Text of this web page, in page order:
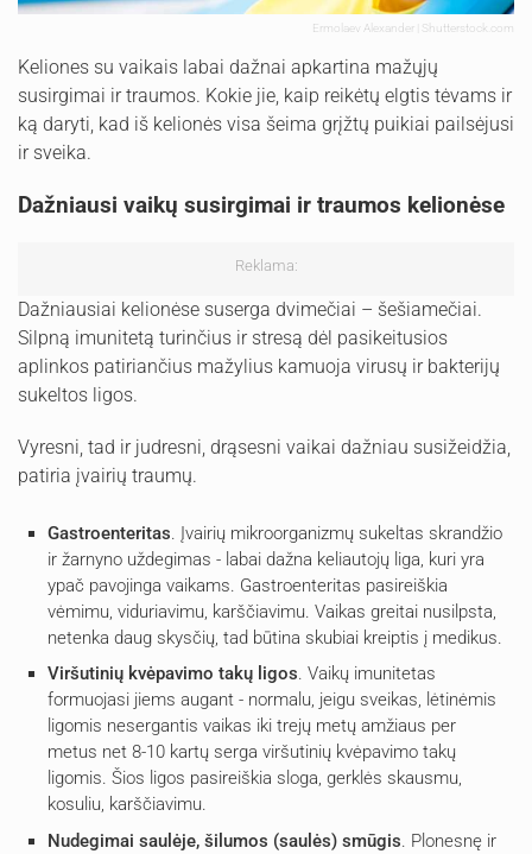
Ermolaev Alexander | Shutterstock.com
Keliones su vaikais labai dažnai apkartina mažųjų
susirgimai ir traumos. Kokie jie, kaip reikėtų elgtis tėvams ir
ką daryti, kad iš kelionės visa šeima grįžtų puikiai pailsėjusi
ir sveika.
Dažniausi vaikų susirgimai ir traumos kelionėse
Reklama:
Dažniausiai kelionėse suserga dvimečiai – šešiamečiai.
Silpną imunitetą turinčius ir stresą dėl pasikeitusios
aplinkos patiriančius mažylius kamuoja virusų ir bakterijų
sukeltos ligos.
Vyresni, tad ir judresni, drąsesni vaikai dažniau susižeidžia,
patiria įvairių traumų.
Gastroenteritas. Įvairių mikroorganizmų sukeltas skrandžio
ir žarnyno uždegimas - labai dažna keliautojų liga, kuri yra
ypač pavojinga vaikams. Gastroenteritas pasireiškia
vėmimu, viduriavimu, karščiavimu. Vaikas greitai nusilpsta,
netenka daug skysčių, tad būtina skubiai kreiptis į medikus.
Viršutinių kvėpavimo takų ligos. Vaikų imunitetas
formuojasi jiems augant - normalu, jeigu sveikas, lėtinėmis
ligomis nesergantis vaikas iki trejų metų amžiaus per
metus net 8-10 kartų serga viršutinių kvėpavimo takų
ligomis. Šios ligos pasireiškia sloga, gerklės skausmu,
kosuliu, karščiavimu.
Nudegimai saulėje, šilumos (saulės) smūgis. Plonesnę ir